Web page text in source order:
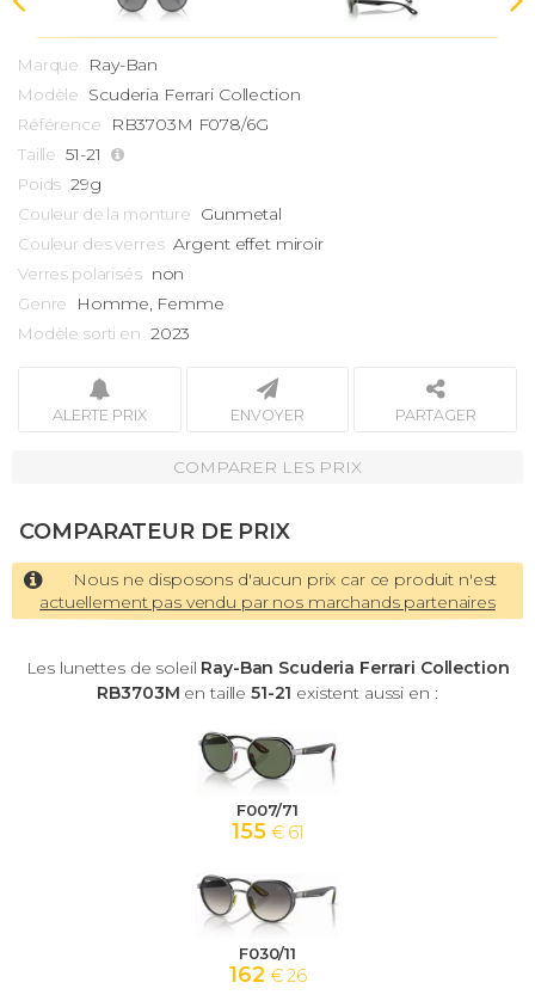
Marque Ray-Ban
Modèle Scuderia Ferrari Collection
Référence RB3703M F078/6G
Taille 51-21
Poids 29g
Couleur de la monture Gunmetal
Couleur des verres Argent effet miroir
Verres polarisés non
Genre Homme, Femme
Modèle sorti en 2023
ALERTE PRIX ENVOYER PARTAGER
COMPARER LES PRIX
COMPARATEUR DE PRIX
Nous ne disposons d'aucun prix car ce produit n'est
actuellement pas vendu par nos marchands partenaires
Les lunettes de soleil Ray-Ban Scuderia Ferrari Collection
RB3703M en taille 51-21 existent aussi en :
F007/71
155 € 61
F030/11
162 € 26